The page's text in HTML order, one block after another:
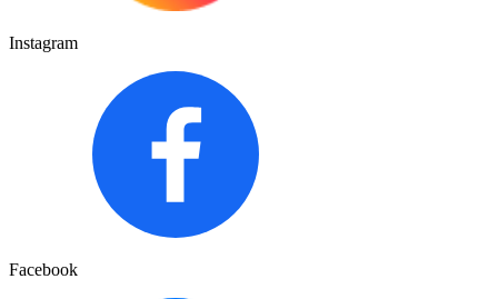
Instagram
Facebook